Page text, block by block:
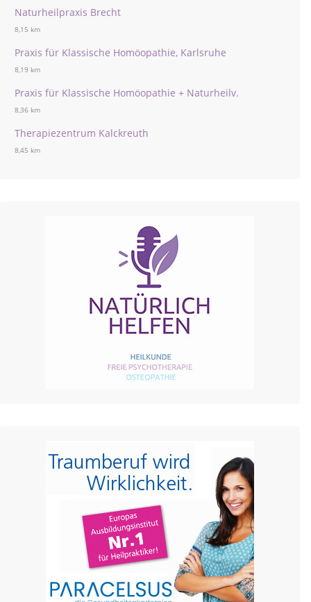
Naturheilpraxis Brecht
8,15 km
Praxis für Klassische Homöopathie, Karlsruhe
8,19 km
Praxis für Klassische Homöopathie + Naturheilv.
8,36 km
Therapiezentrum Kalckreuth
8,45 km